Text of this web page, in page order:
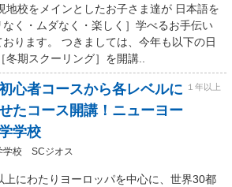
地校をメインとしたお子さま達が 日本語を
なく・ムダなく・楽しく］学べるお手伝い
おります。 つきましては、今年も以下の日
冬期スクーリング］を開講..
心者コースから各レベルに
たコース開講！ニューヨー
学校
１年以上
学校 SCジオス
上にわたりヨーロッパを中心に、世界30都